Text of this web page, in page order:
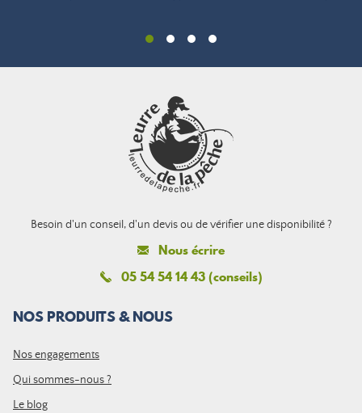
Besoin d'un conseil, d'un devis ou de vérifier une disponibilité ?
Nous écrire
05 54 54 14 43 (conseils)
NOS PRODUITS & NOUS
Nos engagements
Qui sommes-nous ?
Le blog